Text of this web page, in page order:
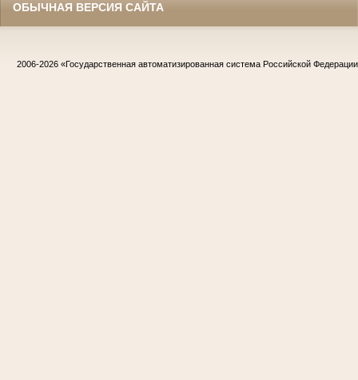
ОБЫЧНАЯ ВЕРСИЯ САЙТА
2006-2026 «Государственная автоматизированная система Российской